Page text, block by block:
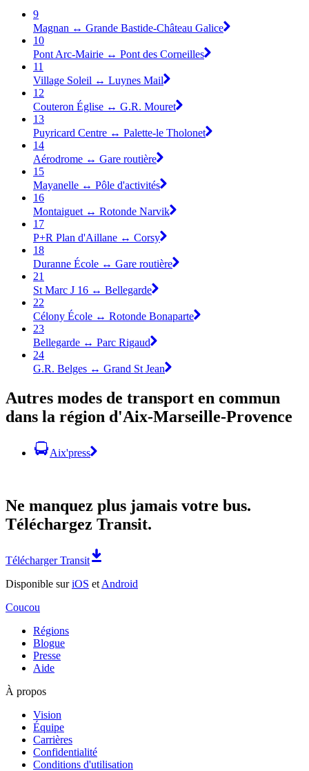
9
Magnan ↔ Grande Bastide-Château Galice
10
Pont Arc-Mairie ↔ Pont des Corneilles
11
Village Soleil ↔ Luynes Mail
12
Couteron Église ↔ G.R. Mouret
13
Puyricard Centre ↔ Palette-le Tholonet
14
Aérodrome ↔ Gare routière
15
Mayanelle ↔ Pôle d'activités
16
Montaiguet ↔ Rotonde Narvik
17
P+R Plan d'Aillane ↔ Corsy
18
Duranne École ↔ Gare routière
21
St Marc J 16 ↔ Bellegarde
22
Célony École ↔ Rotonde Bonaparte
23
Bellegarde ↔ Parc Rigaud
24
G.R. Belges ↔ Grand St Jean
Autres modes de transport en commun
dans la région d'Aix-Marseille-Provence
Aix'press
Ne manquez plus jamais votre bus.
Téléchargez Transit.
Télécharger Transit
Disponible suriOS et Android
Coucou
Régions
Blogue
Presse
Aide
À propos
Vision
Équipe
Carrières
Confidentialité
Conditions d'utilisation